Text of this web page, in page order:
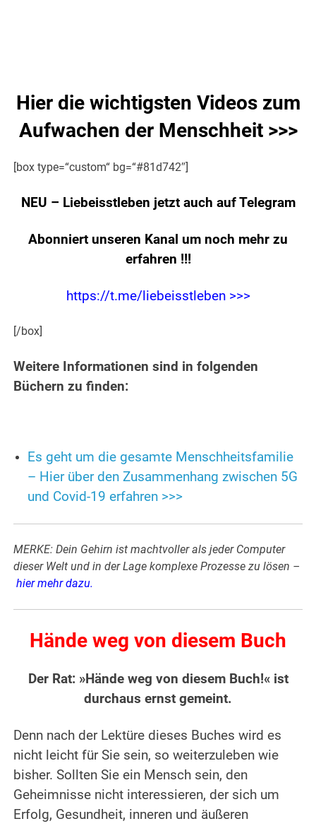
Hier die wichtigsten Videos zum
Aufwachen der Menschheit >>>
[box type=“custom“ bg=“#81d742″]
NEU – Liebeisstleben jetzt auch auf Telegram
Abonniert unseren Kanal um noch mehr zu
erfahren !!!
https://t.me/liebeisstleben >>>
[/box]
Weitere Informationen sind in folgenden
Büchern zu finden:
Es geht um die gesamte Menschheitsfamilie
– Hier über den Zusammenhang zwischen 5G
und Covid-19 erfahren >>>
MERKE: Dein Gehirn ist machtvoller als jeder Computer
dieser Welt und in der Lage komplexe Prozesse zu lösen –
hier mehr dazu.
Hände weg von diesem Buch
Der Rat: »Hände weg von diesem Buch!« ist
durchaus ernst gemeint.
Denn nach der Lektüre dieses Buches wird es
nicht leicht für Sie sein, so weiterzuleben wie
bisher. Sollten Sie ein Mensch sein, den
Geheimnisse nicht interessieren, der sich um
Erfolg, Gesundheit, inneren und äußeren